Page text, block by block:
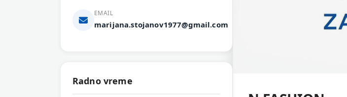
EMAIL
marijana.stojanov1977@gmail.com
Radno vreme